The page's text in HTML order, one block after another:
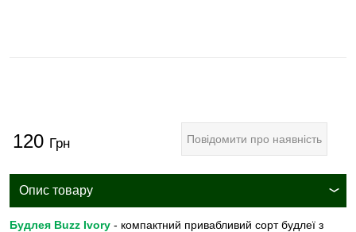
120 Грн Повідомити про наявність
Опис товару
Будлея Buzz Ivory - компактний привабливий сорт будлеї з